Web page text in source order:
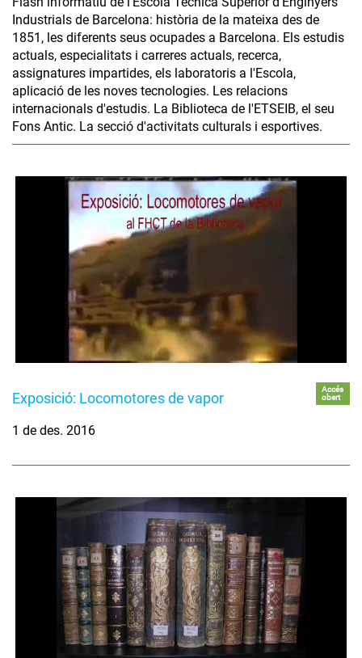
Industrials de Barcelona: història de la mateixa des de
1851, les diferents seus ocupades a Barcelona. Els estudis
actuals, especialitats i carreres actuals, recerca,
assignatures impartides, els laboratoris a l'Escola,
aplicació de les noves tecnologies. Les relacions
internacionals d'estudis. La Biblioteca de l'ETSEIB, el seu
Fons Antic. La secció d'activitats culturals i esportives.
Exposició: Locomotores de vapor
Accés
obert
1 de des. 2016